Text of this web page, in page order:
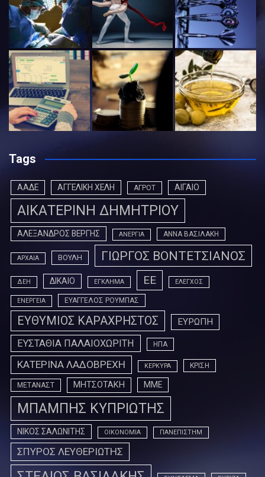
Tags
ΑΑΔΕ ΑΓΓΕΛΙΚΗ ΧΕΛΗ ΑΓΡΟΤ ΑΙΓΑΙΟ
ΑΙΚΑΤΕΡΙΝΗ ΔΗΜΗΤΡΙΟΥ
ΑΛΕΞΑΝΔΡΟΣ ΒΕΡΓΗΣ ΑΝΕΡΓΙΑ ΑΝΝΑ ΒΑΣΙΛΑΚΗ
ΑΡΧΑΙΑ ΒΟΥΛΗ ΓΙΩΡΓΟΣ ΒΟΝΤΕΤΣΙΑΝΟΣ
ΔΕΗ ΔΙΚΑΙΟ ΕΓΚΛΗΜΑ ΕΕ ΕΛΕΓΧΟΣ
ΕΝΕΡΓΕΙΑ ΕΥΑΓΓΕΛΟΣ ΡΟΥΜΠΑΣ
ΕΥΘΥΜΙΟΣ ΚΑΡΑΧΡΗΣΤΟΣ ΕΥΡΩΠΗ
ΕΥΣΤΑΘΙΑ ΠΑΛΑΙΟΧΩΡΙΤΗ ΗΠΑ
ΚΑΤΕΡΙΝΑ ΛΑΔΟΒΡΕΧΗ ΚΕΡΚΥΡΑ ΚΡΙΣΗ
ΜΕΤΑΝΑΣΤ ΜΗΤΣΟΤΑΚΗ ΜΜΕ
ΜΠΑΜΠΗΣ ΚΥΠΡΙΩΤΗΣ
ΝΙΚΟΣ ΣΑΛΩΝΙΤΗΣ ΟΙΚΟΝΟΜΙΑ ΠΑΝΕΠΙΣΤΗΜ
ΣΠΥΡΟΣ ΛΕΥΘΕΡΙΩΤΗΣ